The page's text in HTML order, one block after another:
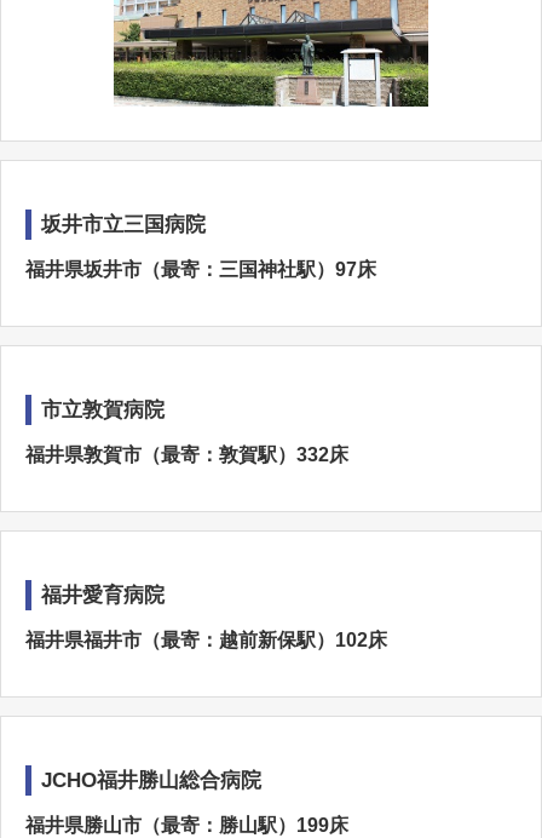
坂井市立三国病院
福井県坂井市（最寄：三国神社駅）97床
市立敦賀病院
福井県敦賀市（最寄：敦賀駅）332床
福井愛育病院
福井県福井市（最寄：越前新保駅）102床
JCHO福井勝山総合病院
福井県勝山市（最寄：勝山駅）199床